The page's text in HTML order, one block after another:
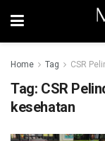
Home Tag CSR
Tag: CSR
kesehatan